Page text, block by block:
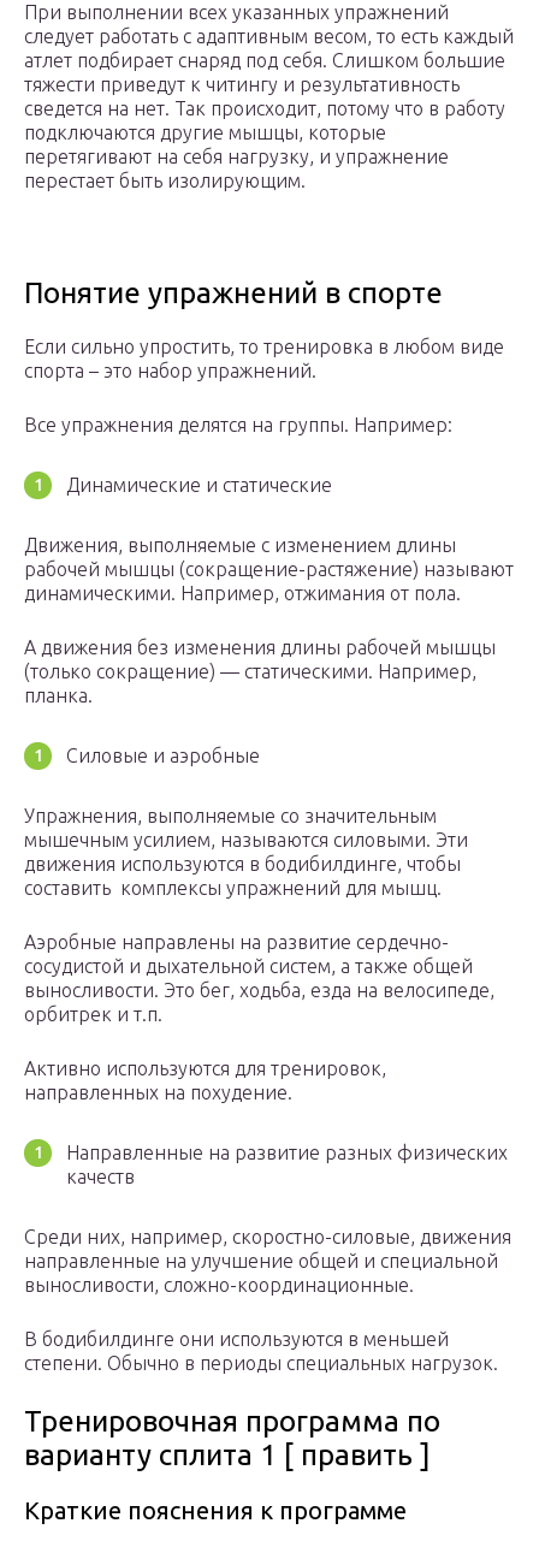
При выполнении всех указанных упражнений
следует работать с адаптивным весом, то есть каждый
атлет подбирает снаряд под себя. Слишком большие
тяжести приведут к читингу и результативность
сведется на нет. Так происходит, потому что в работу
подключаются другие мышцы, которые
перетягивают на себя нагрузку, и упражнение
перестает быть изолирующим.
Понятие упражнений в спорте
Если сильно упростить, то тренировка в любом виде
спорта – это набор упражнений.
Все упражнения делятся на группы. Например:
Динамические и статические
Движения, выполняемые с изменением длины
рабочей мышцы (сокращение-растяжение) называют
динамическими. Например, отжимания от пола.
А движения без изменения длины рабочей мышцы
(только сокращение) — статическими. Например,
планка.
Силовые и аэробные
Упражнения, выполняемые со значительным
мышечным усилием, называются силовыми. Эти
движения используются в бодибилдинге, чтобы
составить комплексы упражнений для мышц.
Аэробные направлены на развитие сердечно-
сосудистой и дыхательной систем, а также общей
выносливости. Это бег, ходьба, езда на велосипеде,
орбитрек и т.п.
Активно используются для тренировок,
направленных на похудение.
Направленные на развитие разных физических
качеств
Среди них, например, скоростно-силовые, движения
направленные на улучшение общей и специальной
выносливости, сложно-координационные.
В бодибилдинге они используются в меньшей
степени. Обычно в периоды специальных нагрузок.
Тренировочная программа по
варианту сплита 1 [ править ]
Краткие пояснения к программе